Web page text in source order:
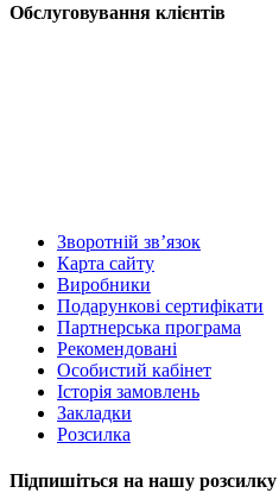
Обслуговування клієнтів
Зворотній зв’язок
Карта сайту
Виробники
Подарункові сертифікати
Партнерська програма
Рекомендовані
Особистий кабінет
Історія замовлень
Закладки
Розсилка
Підпишіться на нашу розсилку